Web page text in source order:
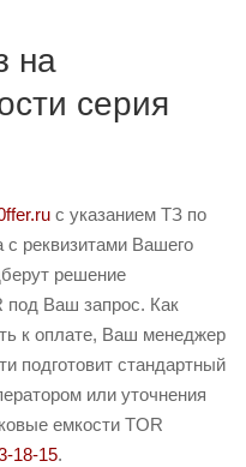
на
серия
с указанием ТЗ по
с реквизитами Вашего
решение
под Ваш запрос. Как
к оплате, Ваш менеджер
подготовит стандартный
или уточнения
емкости TOR
18-15.